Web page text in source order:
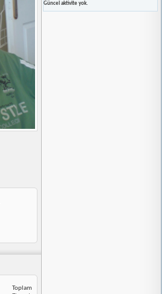
Toplam
Güncel aktivite yok.